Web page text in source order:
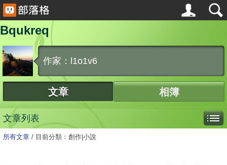
Bqukreq
作家：l1o1v6
文章 相簿
文章列表
所有文章 / 目前分類：創作|小說